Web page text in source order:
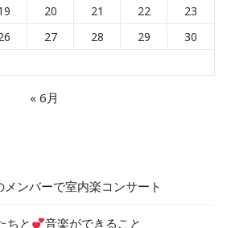
20 21 22
23
27 28 29
30
« 6月
ンバーで室内楽コンサート
ちと 音楽ができること